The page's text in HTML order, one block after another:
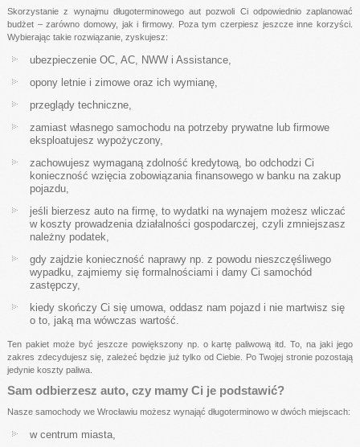
Skorzystanie z wynajmu długoterminowego aut pozwoli Ci odpowiednio zaplanować
budżet – zarówno domowy, jak i firmowy. Poza tym czerpiesz jeszcze inne korzyści.
Wybierając takie rozwiązanie, zyskujesz:
ubezpieczenie OC, AC, NWW i Assistance,
opony letnie i zimowe oraz ich wymianę,
przeglądy techniczne,
zamiast własnego samochodu na potrzeby prywatne lub firmowe
eksploatujesz wypożyczony,
zachowujesz wymaganą zdolność kredytową, bo odchodzi Ci
konieczność wzięcia zobowiązania finansowego w banku na zakup
pojazdu,
jeśli bierzesz auto na firmę, to wydatki na wynajem możesz wliczać
w koszty prowadzenia działalności gospodarczej, czyli zmniejszasz
należny podatek,
gdy zajdzie konieczność naprawy np. z powodu nieszczęśliwego
wypadku, zajmiemy się formalnościami i damy Ci samochód
zastępczy,
kiedy skończy Ci się umowa, oddasz nam pojazd i nie martwisz się
o to, jaką ma wówczas wartość.
Ten pakiet może być jeszcze powiększony np. o kartę paliwową itd. To, na jaki jego
zakres zdecydujesz się, zależeć będzie już tylko od Ciebie. Po Twojej stronie pozostają
jedynie koszty paliwa.
Sam odbierzesz auto, czy mamy Ci je podstawić?
Nasze samochody we Wrocławiu możesz wynająć długoterminowo w dwóch miejscach:
w centrum miasta,